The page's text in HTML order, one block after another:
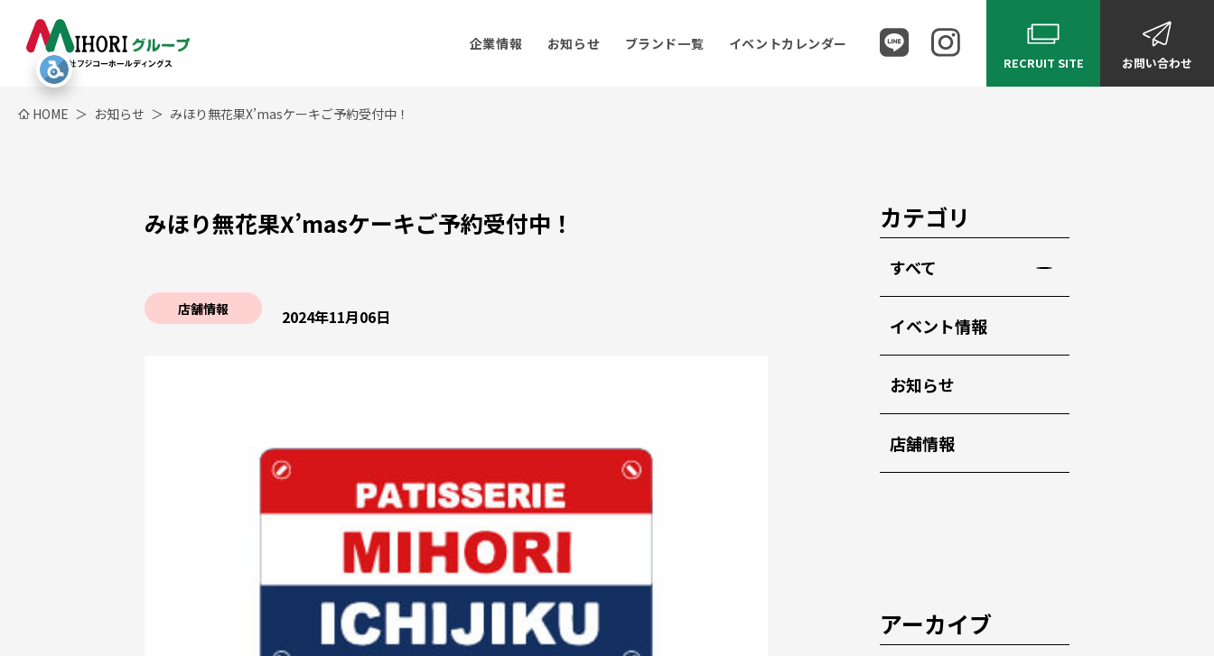
企業情報 お知らせ ブランド一覧 イベントカレンダー
RECRUIT SITE お問い合わせ
HOME お知らせ みほり無花果X’masケーキご予約受付中！
みほり無花果X’masケーキご予約受付中！
店舗情報 2024年11月06日
カテゴリ
すべて
イベント情報
お知らせ
店舗情報
アーカイブ